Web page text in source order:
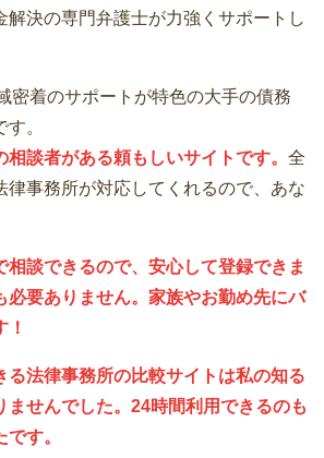
解決の専門弁護士が力強くサポートし
密着のサポートが特色の大手の債務
。
談者がある頼もしいサイトです。 全
律事務所が対応してくれるので、あな
相談できるので、安心して登録できま
必要ありません。家族やお勤め先にバ
！
る法律事務所の比較サイトは私の知る
ませんでした。24時間利用できるのも
す。